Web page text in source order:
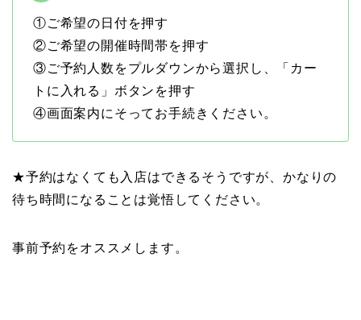
①ご希望の日付を押す
②ご希望の開催時間帯を押す
③ご予約人数をプルダウンから選択し、「カー
トに入れる」ボタンを押す
④画面案内にそってお手続きください。
★予約はなくても入店はできるそうですが、かなりの
待ち時間になることは覚悟してください。
事前予約をオススメします。